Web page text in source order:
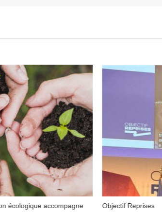
écologique accompagne
Objectif Reprises